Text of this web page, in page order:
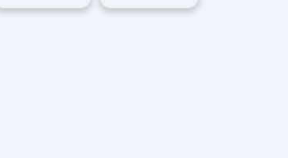
Манчестер
Наср